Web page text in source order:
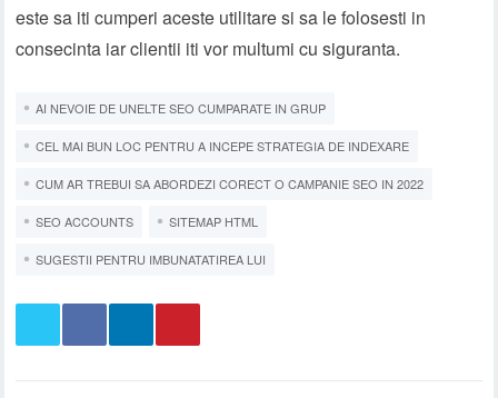
este sa iti cumperi aceste utilitare si sa le folosesti in
consecinta iar clientii iti vor multumi cu siguranta.
AI NEVOIE DE UNELTE SEO CUMPARATE IN GRUP
CEL MAI BUN LOC PENTRU A INCEPE STRATEGIA DE INDEXARE
CUM AR TREBUI SA ABORDEZI CORECT O CAMPANIE SEO IN 2022
SEO ACCOUNTS SITEMAP HTML
SUGESTII PENTRU IMBUNATATIREA LUI